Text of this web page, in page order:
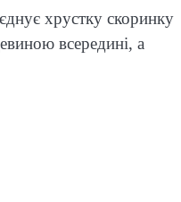
хрустку скоринку
всередині, а